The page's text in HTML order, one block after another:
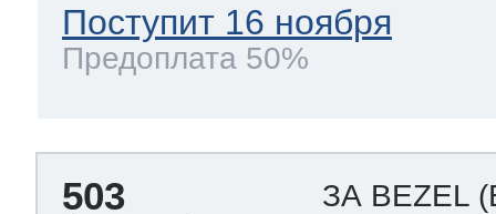
Поступит 16 ноября
Предоплата 50%
503 ЗА BEZEL